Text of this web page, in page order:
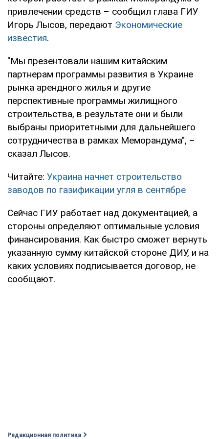
привлечении средств – сообщил глава ГИУ
Игорь Лысов, передают Экономические
известия.
"Мы презентовали нашим китайским
партнерам программы развития в Украине
рынка арендного жилья и другие
перспективные программы жилищного
строительства, в результате они и были
выбраны приоритетными для дальнейшего
сотрудничества в рамках Меморандума", –
сказал Лысов.
Читайте: Украина начнет строительство
заводов по газификации угля в сентябре
Сейчас ГИУ работает над документацией, а
стороны определяют оптимальные условия
финансирования. Как быстро сможет вернуть
указанную сумму китайской стороне ДИУ, и на
каких условиях подписывается договор, не
сообщают.
Редакционная политика